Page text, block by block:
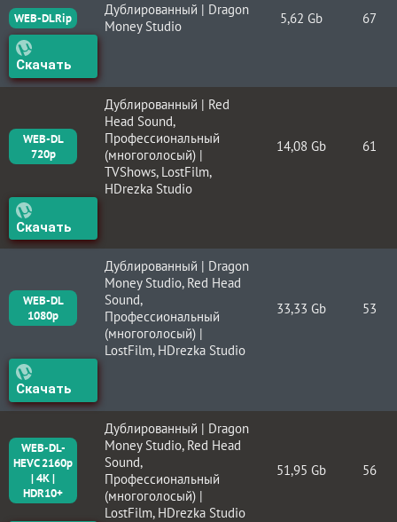
WEB-DLRip
Дублированный | Dragon
Money Studio
5,62 Gb 67
Скачать
WEB-DL
720p
Дублированный | Red
Head Sound,
Профессиональный
(многоголосый) |
TVShows, LostFilm,
HDrezka Studio
14,08 Gb 61
Скачать
WEB-DL
1080p
Дублированный | Dragon
Money Studio, Red Head
Sound,
Профессиональный
(многоголосый) |
LostFilm, HDrezka Studio
33,33 Gb 53
Скачать
WEB-DL-
HEVC 2160p
| 4K |
HDR10+
Дублированный | Dragon
Money Studio, Red Head
Sound,
Профессиональный
(многоголосый) |
LostFilm, HDrezka Studio
51,95 Gb 56